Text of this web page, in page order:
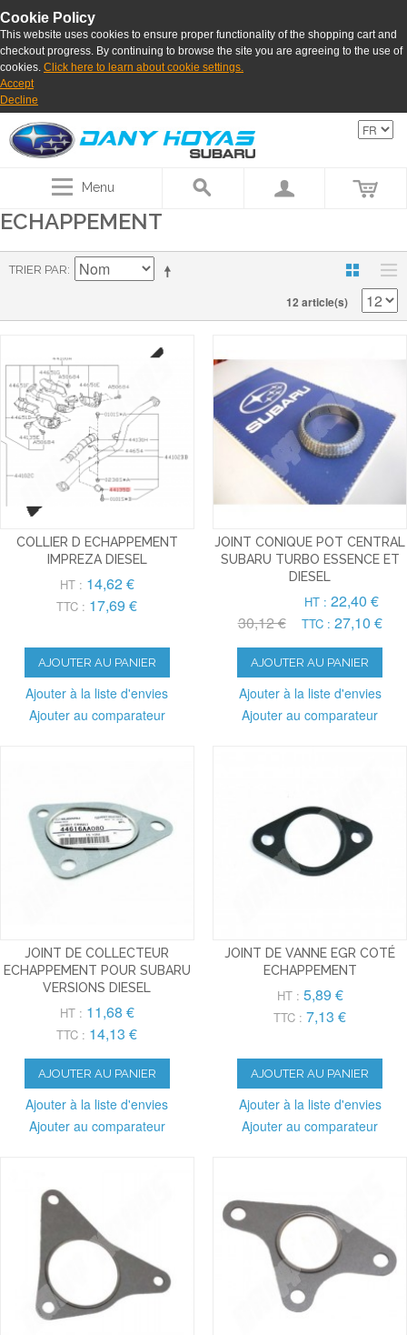
Cookie Policy
This website uses cookies to ensure proper functionality of the shopping cart and
checkout progress. By continuing to browse the site you are agreeing to the use of
cookies. Click here to learn about cookie settings.
Accept
Decline
Menu
ECHAPPEMENT
TRIER PAR
12 article(s)
COLLIER D ECHAPPEMENT
IMPREZA DIESEL
HT : 14,62 €
TTC : 17,69 €
AJOUTER AU PANIER
Ajouter à la liste d'envies
Ajouter au comparateur
JOINT CONIQUE POT CENTRAL
SUBARU TURBO ESSENCE ET
DIESEL
30,12 €
HT : 22,40 €
TTC : 27,10 €
AJOUTER AU PANIER
Ajouter à la liste d'envies
Ajouter au comparateur
JOINT DE COLLECTEUR
ECHAPPEMENT POUR SUBARU
VERSIONS DIESEL
HT : 11,68 €
TTC : 14,13 €
AJOUTER AU PANIER
Ajouter à la liste d'envies
Ajouter au comparateur
JOINT DE VANNE EGR COTÉ
ECHAPPEMENT
HT : 5,89 €
TTC : 7,13 €
AJOUTER AU PANIER
Ajouter à la liste d'envies
Ajouter au comparateur